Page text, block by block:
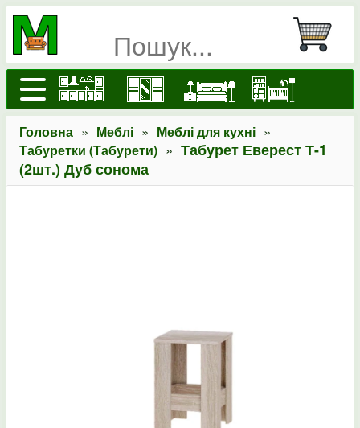
Головна » Меблі » Меблі для кухні »
Табуретки (Табурети) » Табурет Еверест Т-1
(2шт.) Дуб сонома